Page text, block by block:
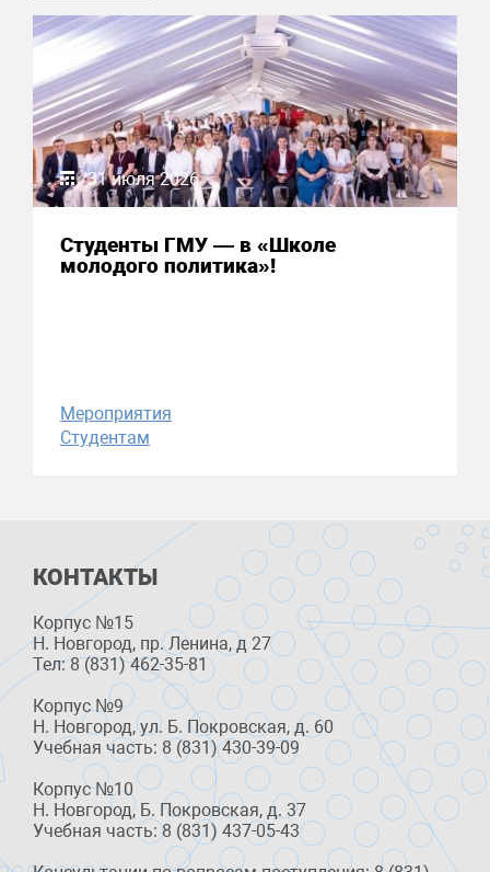
31 июля 2026
Студенты ГМУ — в «Школе
молодого политика»!
Мероприятия
Студентам
КОНТАКТЫ
Корпус №15
Н. Новгород, пр. Ленина, д 27
Тел: 8 (831) 462-35-81
Корпус №9
Н. Новгород, ул. Б. Покровская, д. 60
Учебная часть: 8 (831) 430-39-09
Корпус №10
Н. Новгород, Б. Покровская, д. 37
Учебная часть: 8 (831) 437-05-43